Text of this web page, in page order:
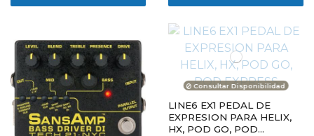
Consultar Disponibilidad
LINE6 EX1 PEDAL DE
EXPRESION PARA HELIX,
HX, POD GO, POD